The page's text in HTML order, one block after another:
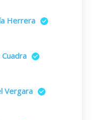
Herrera
Vergara